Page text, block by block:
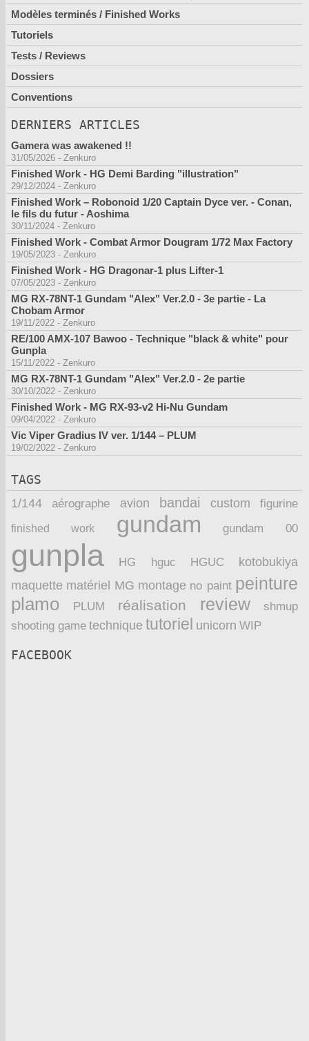
Modèles terminés / Finished Works
Tutoriels
Tests / Reviews
Dossiers
Conventions
DERNIERS ARTICLES
Gamera was awakened !!
31/05/2026 - Zenkuro
Finished Work - HG Demi Barding "illustration"
29/12/2024 - Zenkuro
Finished Work – Robonoid 1/20 Captain Dyce ver. - Conan,
le fils du futur - Aoshima
30/11/2024 - Zenkuro
Finished Work - Combat Armor Dougram 1/72 Max Factory
19/05/2023 - Zenkuro
Finished Work - HG Dragonar-1 plus Lifter-1
07/05/2023 - Zenkuro
MG RX-78NT-1 Gundam "Alex" Ver.2.0 - 3e partie - La
Chobam Armor
19/11/2022 - Zenkuro
RE/100 AMX-107 Bawoo - Technique "black & white" pour
Gunpla
15/11/2022 - Zenkuro
MG RX-78NT-1 Gundam "Alex" Ver.2.0 - 2e partie
30/10/2022 - Zenkuro
Finished Work - MG RX-93-v2 Hi-Nu Gundam
09/04/2022 - Zenkuro
Vic Viper Gradius IV ver. 1/144 – PLUM
19/02/2022 - Zenkuro
TAGS
1/144 aérographe avion bandai custom figurine
finished work gundam gundam 00
gunpla HG hguc HGUC
kotobukiya
maquette matériel MG montage no paint peinture
plamo PLUM réalisation review
shmup
shooting game technique tutoriel unicorn WIP
FACEBOOK